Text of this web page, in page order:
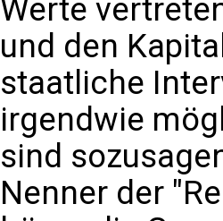
Werte
und den
staatliche
irgendwie
sind
Nenner der